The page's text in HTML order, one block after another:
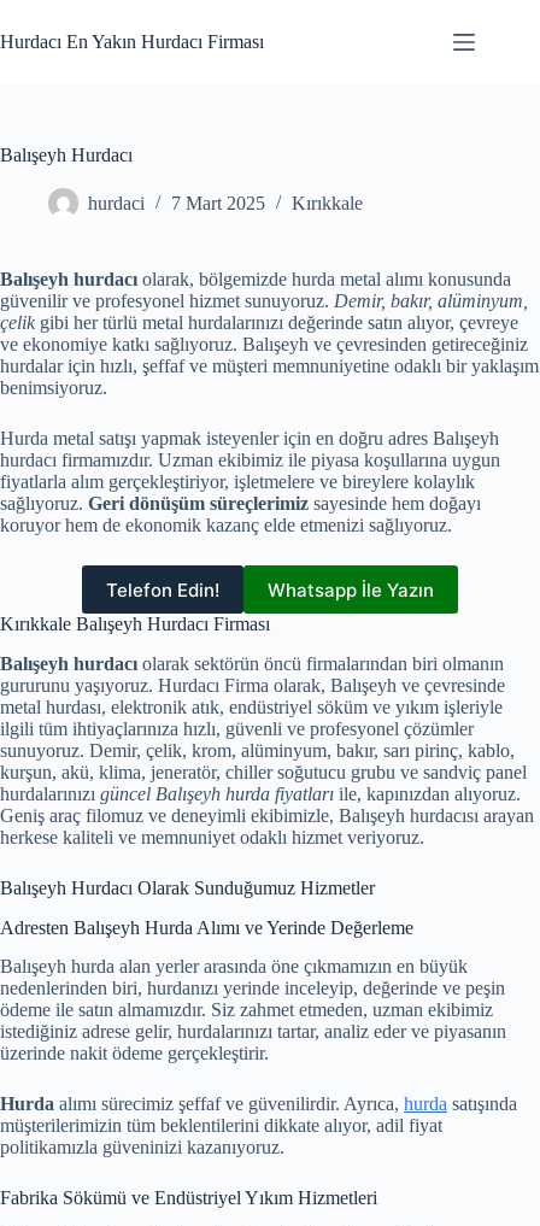
to
content
Hurdacı En Yakın Hurdacı Firması
Balışeyh Hurdacı
hurdaci 7 Mart 2025 Kırıkkale
Balışeyh hurdacı olarak, bölgemizde hurda metal alımı konusunda
güvenilir ve profesyonel hizmet sunuyoruz. Demir, bakır, alüminyum,
çelik gibi her türlü metal hurdalarınızı değerinde satın alıyor, çevreye
ve ekonomiye katkı sağlıyoruz. Balışeyh ve çevresinden getireceğiniz
hurdalar için hızlı, şeffaf ve müşteri memnuniyetine odaklı bir yaklaşım
benimsiyoruz.
Hurda metal satışı yapmak isteyenler için en doğru adres Balışeyh
hurdacı firmamızdır. Uzman ekibimiz ile piyasa koşullarına uygun
fiyatlarla alım gerçekleştiriyor, işletmelere ve bireylere kolaylık
sağlıyoruz. Geri dönüşüm süreçlerimiz sayesinde hem doğayı
koruyor hem de ekonomik kazanç elde etmenizi sağlıyoruz.
Telefon Edin! Whatsapp İle Yazın
Kırıkkale Balışeyh Hurdacı Firması
Balışeyh hurdacı olarak sektörün öncü firmalarından biri olmanın
gururunu yaşıyoruz. Hurdacı Firma olarak, Balışeyh ve çevresinde
metal hurdası, elektronik atık, endüstriyel söküm ve yıkım işleriyle
ilgili tüm ihtiyaçlarınıza hızlı, güvenli ve profesyonel çözümler
sunuyoruz. Demir, çelik, krom, alüminyum, bakır, sarı pirinç, kablo,
kurşun, akü, klima, jeneratör, chiller soğutucu grubu ve sandviç panel
hurdalarınızı güncel Balışeyh hurda fiyatları ile, kapınızdan alıyoruz.
Geniş araç filomuz ve deneyimli ekibimizle, Balışeyh hurdacısı arayan
herkese kaliteli ve memnuniyet odaklı hizmet veriyoruz.
Balışeyh Hurdacı Olarak Sunduğumuz Hizmetler
Adresten Balışeyh Hurda Alımı ve Yerinde Değerleme
Balışeyh hurda alan yerler arasında öne çıkmamızın en büyük
nedenlerinden biri, hurdanızı yerinde inceleyip, değerinde ve peşin
ödeme ile satın almamızdır. Siz zahmet etmeden, uzman ekibimiz
istediğiniz adrese gelir, hurdalarınızı tartar, analiz eder ve piyasanın
üzerinde nakit ödeme gerçekleştirir.
Hurda alımı sürecimiz şeffaf ve güvenilirdir. Ayrıca, hurda satışında
müşterilerimizin tüm beklentilerini dikkate alıyor, adil fiyat
politikamızla güveninizi kazanıyoruz.
Fabrika Sökümü ve Endüstriyel Yıkım Hizmetleri